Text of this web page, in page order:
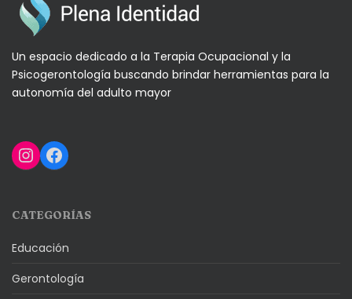
Un espacio dedicado a la Terapia Ocupacional y la
Psicogerontología buscando brindar herramientas para la
autonomía del adulto mayor
Instagram
Facebook
CATEGORÍAS
Educación
Gerontología